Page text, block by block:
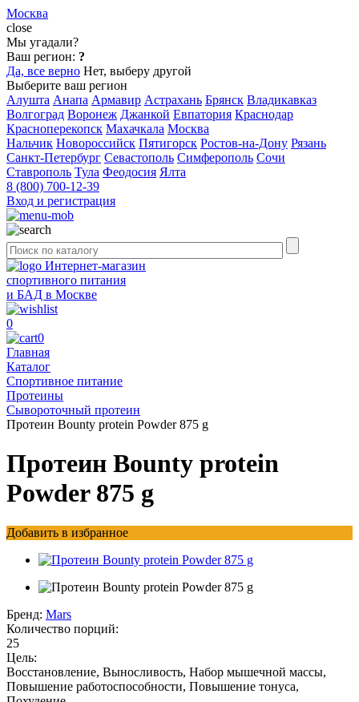
Москва
close
Мы угадали?
Ваш регион: ?
Да, все верно Нет, выберу другой
Выберите ваш регион
Алушта Анапа Армавир Астрахань Брянск Владикавказ
Волгоград Воронеж Джанкой Евпатория Краснодар
Красноперекопск Махачкала Москва
Нальчик Новороссийск Пятигорск Ростов-на-Дону Рязань
Санкт-Петербург Севастополь Симферополь Сочи
Ставрополь Тула Феодосия Ялта
8 (800) 700-12-39
Вход и регистрация
Интернет-магазин
спортивного питания
и БАД в Москве
0
0
Главная
Каталог
Спортивное питание
Протеины
Сывороточный протеин
Протеин Bounty protein Powder 875 g
Протеин Bounty protein
Powder 875 g
Добавить в избранное
Бренд: Mars
Количество порций:
25
Цель:
Восстановление, Выносливость, Набор мышечной массы,
Повышение работоспособности, Повышение тонуса,